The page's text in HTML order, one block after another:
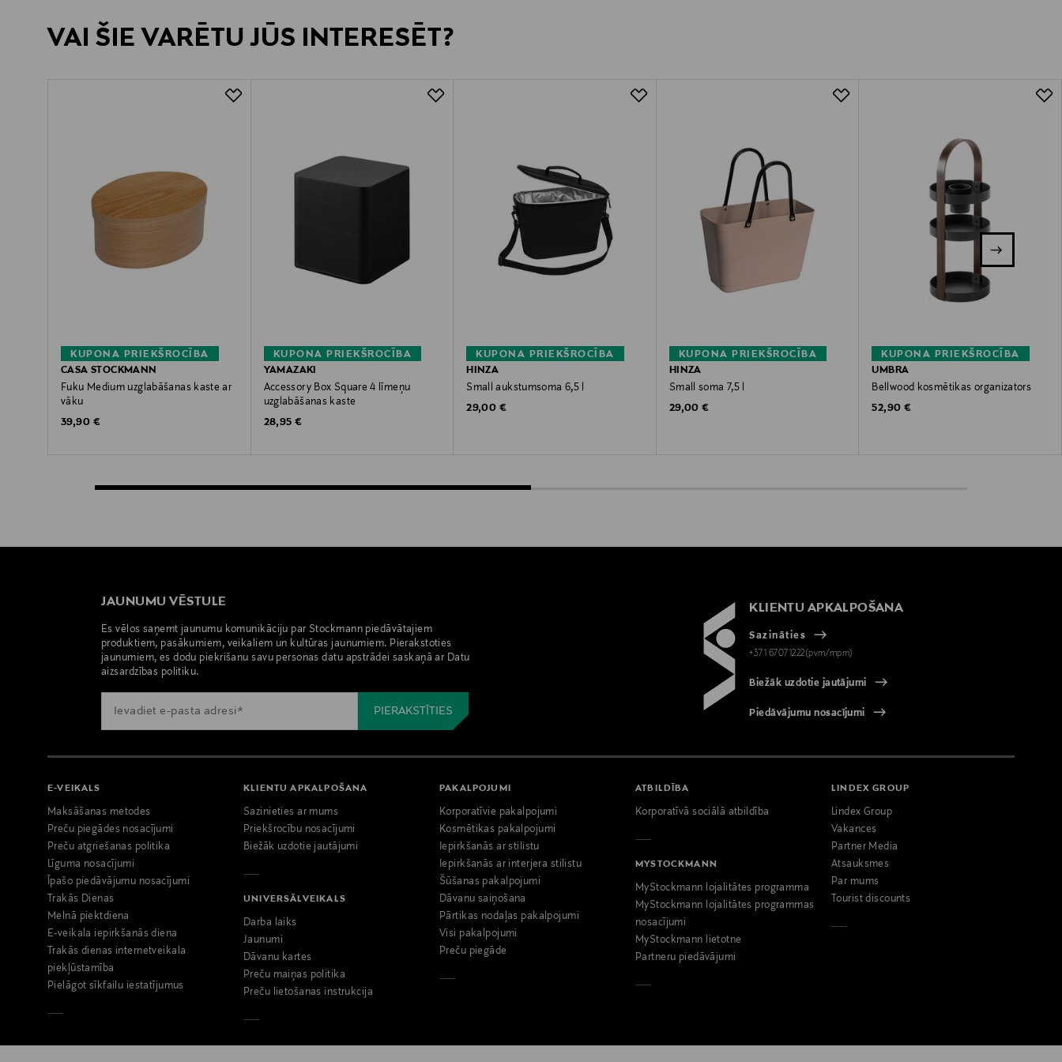
VAI ŠIE VARĒTU JŪS INTERESĒT?
KUPONA PRIEKŠROCĪBA
CASA STOCKMANN
Fuku Medium uzglabāšanas kaste ar
vāku
Original Price
39,90 €
KUPONA PRIEKŠROCĪBA
YAMAZAKI
Accessory Box Square 4 līmeņu
uzglabāšanas kaste
Original Price
28,95 €
KUPONA PRIEKŠROCĪBA
HINZA
Small aukstumsoma 6,5 l
Original Price
29,00 €
KUPONA PRIEKŠROCĪBA
HINZA
Small soma 7,5 l
Original Price
29,00 €
KUPONA PRIEKŠROCĪBA
UMBRA
Bellwood kosmētikas organizators
Original Price
52,90 €
JAUNUMU VĒSTULE
Es vēlos saņemt jaunumu komunikāciju par Stockmann piedāvātajiem
produktiem, pasākumiem, veikaliem un kultūras jaunumiem. Pierakstoties
jaunumiem, es dodu piekrišanu savu personas datu apstrādei saskaņā ar Datu
aizsardzības politiku.
KLIENTU APKALPOŠANA
Sazināties
+371 67071222(pvm/mpm)
Biežāk uzdotie jautājumi
Piedāvājumu nosacījumi
E-VEIKALS
Maksāšanas metodes
Preču piegādes nosacījumi
Preču atgriešanas politika
Līguma nosacījumi
Īpašo piedāvājumu nosacījumi
Trakās Dienas
Melnā piektdiena
E-veikala iepirkšanās diena
Trakās dienas internetveikala
piekļūstamība
Pielāgot sīkfailu iestatījumus
KLIENTU APKALPOŠANA
Sazinieties ar mums
Priekšrocību nosacījumi
Biežāk uzdotie jautājumi
UNIVERSĀLVEIKALS
Darba laiks
Jaunumi
Dāvanu kartes
Preču maiņas politika
Preču lietošanas instrukcija
PAKALPOJUMI
Korporatīvie pakalpojumi
Kosmētikas pakalpojumi
Iepirkšanās ar stilistu
Iepirkšanās ar interjera stilistu
Šūšanas pakalpojumi
Dāvanu saiņošana
Pārtikas nodaļas pakalpojumi
Visi pakalpojumi
Preču piegāde
ATBILDĪBA
Korporatīvā sociālā atbildība
MYSTOCKMANN
MyStockmann lojalitātes programma
MyStockmann lojalitātes programmas
nosacījumi
MyStockmann lietotne
Partneru piedāvājumi
LINDEX GROUP
Lindex Group
Vakances
Partner Media
Atsauksmes
Par mums
Tourist discounts